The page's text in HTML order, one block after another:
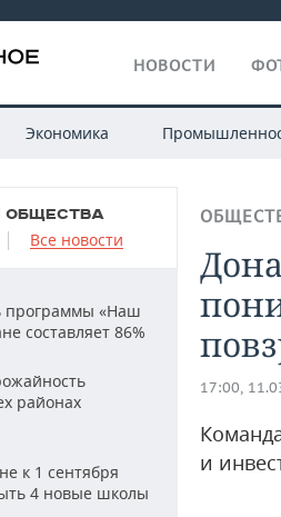
НОВОСТИ
Экономика
ОБЩЕСТВА
Все новости
программы «Наш
составляет 86%
районах
к 1 сентября
4 новые школы
17:00,
и